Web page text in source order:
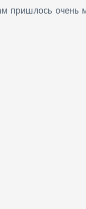
пришлось очень